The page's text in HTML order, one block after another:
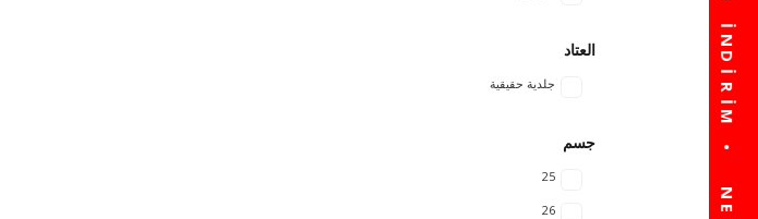
العتاد
جلدية حقيقية
جسم
25
26